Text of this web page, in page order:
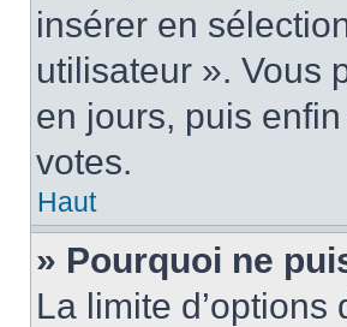
insérer en
utilisateur ». Vous
en jours, puis
votes.
Haut
» Pourquoi ne
La limite d’options